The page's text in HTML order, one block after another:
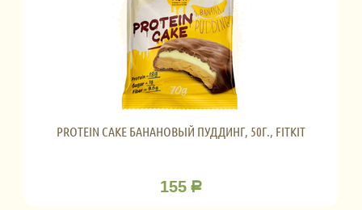
PROTEIN CAKE БАНАНОВЫЙ ПУДДИНГ, 50Г., FITKIT
155 Р